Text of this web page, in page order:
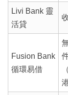
Livi Bank 靈
活貸
Fusion Bank
循環易借